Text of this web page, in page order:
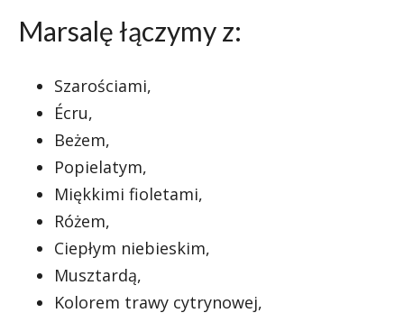
Marsalę łączymy z:
Szarościami,
Écru,
Beżem,
Popielatym,
Miękkimi fioletami,
Różem,
Ciepłym niebieskim,
Musztardą,
Kolorem trawy cytrynowej,